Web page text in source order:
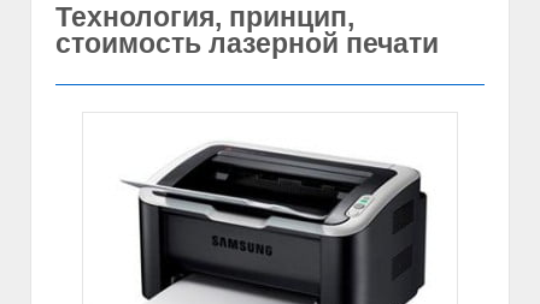
Технология, принцип,
стоимость лазерной печати